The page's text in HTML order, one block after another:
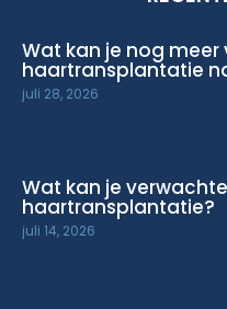
Wat kan je nog
haartransplantatie
juli 28, 2026
Wat kan je
haartransplantatie?
juli 14, 2026